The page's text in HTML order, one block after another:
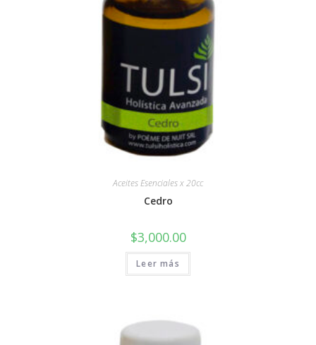
Aceites Esenciales x 20cc
Cedro
$3,000.00
Leer más